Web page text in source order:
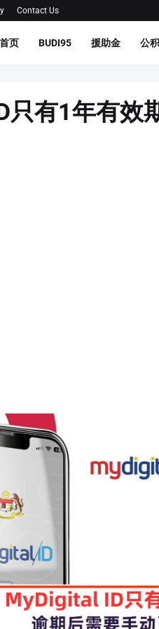
Contact Us
首页 BUDI95 援助金 公
只有1年有效